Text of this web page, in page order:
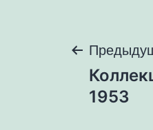
по
1953